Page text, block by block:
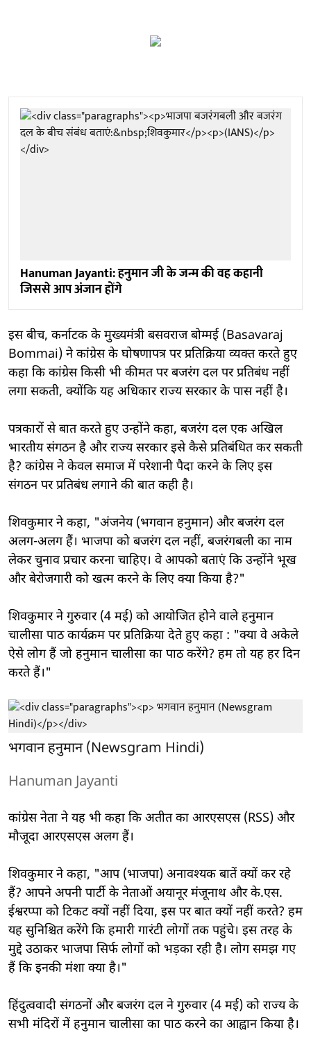
Hanuman Jayanti: हनुमान जी के जन्म की वह कहानी
जिससे आप अंजान होंगे
इस बीच, कर्नाटक के मुख्यमंत्री बसवराज बोम्मई (Basavaraj
Bommai) ने कांग्रेस के घोषणापत्र पर प्रतिक्रिया व्यक्त करते हुए
कहा कि कांग्रेस किसी भी कीमत पर बजरंग दल पर प्रतिबंध नहीं
लगा सकती, क्योंकि यह अधिकार राज्य सरकार के पास नहीं है।
पत्रकारों से बात करते हुए उन्होंने कहा, बजरंग दल एक अखिल
भारतीय संगठन है और राज्य सरकार इसे कैसे प्रतिबंधित कर सकती
है? कांग्रेस ने केवल समाज में परेशानी पैदा करने के लिए इस
संगठन पर प्रतिबंध लगाने की बात कही है।
शिवकुमार ने कहा, "अंजनेय (भगवान हनुमान) और बजरंग दल
अलग-अलग हैं। भाजपा को बजरंग दल नहीं, बजरंगबली का नाम
लेकर चुनाव प्रचार करना चाहिए। वे आपको बताएं कि उन्होंने भूख
और बेरोजगारी को खत्म करने के लिए क्या किया है?"
शिवकुमार ने गुरुवार (4 मई) को आयोजित होने वाले हनुमान
चालीसा पाठ कार्यक्रम पर प्रतिक्रिया देते हुए कहा : "क्या वे अकेले
ऐसे लोग हैं जो हनुमान चालीसा का पाठ करेंगे? हम तो यह हर दिन
करते हैं।"
भगवान हनुमान (Newsgram Hindi)
Hanuman Jayanti
कांग्रेस नेता ने यह भी कहा कि अतीत का आरएसएस (RSS) और
मौजूदा आरएसएस अलग हैं।
शिवकुमार ने कहा, "आप (भाजपा) अनावश्यक बातें क्यों कर रहे
हैं? आपने अपनी पार्टी के नेताओं अयानूर मंजूनाथ और के.एस.
ईश्वरप्पा को टिकट क्यों नहीं दिया, इस पर बात क्यों नहीं करते? हम
यह सुनिश्चित करेंगे कि हमारी गारंटी लोगों तक पहुंचे। इस तरह के
मुद्दे उठाकर भाजपा सिर्फ लोगों को भड़का रही है। लोग समझ गए
हैं कि इनकी मंशा क्या है।"
हिंदुत्ववादी संगठनों और बजरंग दल ने गुरुवार (4 मई) को राज्य के
सभी मंदिरों में हनुमान चालीसा का पाठ करने का आह्वान किया है।